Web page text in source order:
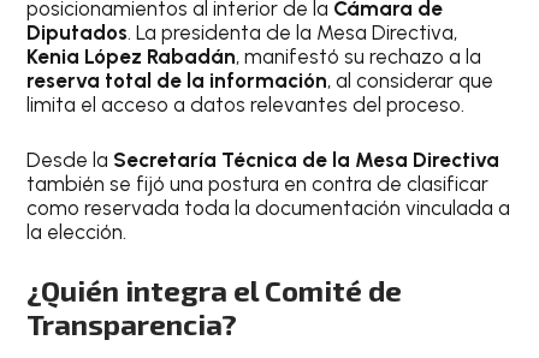
posicionamientos al interior de la Cámara de
Diputados. La presidenta de la Mesa Directiva,
Kenia López Rabadán, manifestó su rechazo a la
reserva total de la información, al considerar que
limita el acceso a datos relevantes del proceso.
Desde la Secretaría Técnica de la Mesa Directiva
también se fijó una postura en contra de clasificar
como reservada toda la documentación vinculada a
la elección.
¿Quién integra el Comité de
Transparencia?